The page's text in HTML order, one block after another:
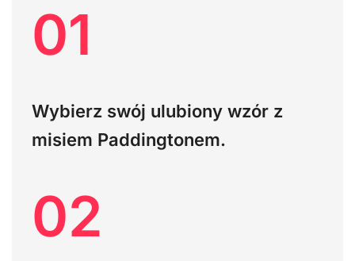
01
Wybierz swój ulubiony wzór z
misiem Paddingtonem.
02